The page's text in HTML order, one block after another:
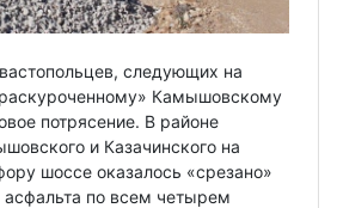
следующих на
Камышовскому
потрясение. В районе
и Казачинского на
шоссе оказалось «срезано»
по всем четырем